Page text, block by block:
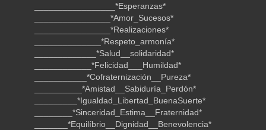
_________________*Esperanzas*
________________*Amor_Sucesos*
________________*Realizaciones*
______________*Respeto_armonía*
_____________*Salud__solidaridad*
____________*Felicidad___Humildad*
___________*Cofraternización__Pureza*
__________*Amistad__Sabiduría_Perdón*
_________*Igualdad_Libertad_BuenaSuerte*
________*Sinceridad_Estima__Fraternidad*
_______*Equilíbrio__Dignidad__Benevolencia*